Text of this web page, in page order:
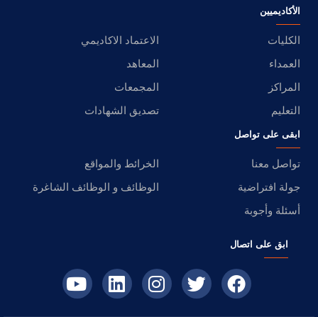
الأكاديميين
الكليات
الاعتماد الاكاديمي
العمداء
المعاهد
المراكز
المجمعات
التعليم
تصديق الشهادات
ابقى على تواصل
تواصل معنا
الخرائط والمواقع
جولة افتراضية
الوظائف و الوظائف الشاغرة
أسئلة وأجوبة
ابق على اتصال